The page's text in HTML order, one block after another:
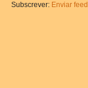
Subscrever: Enviar